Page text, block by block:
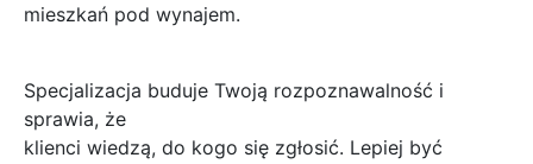
mieszkań pod wynajem.
Specjalizacja buduje Twoją rozpoznawalność i
sprawia, że
klienci wiedzą, do kogo się zgłosić. Lepiej być